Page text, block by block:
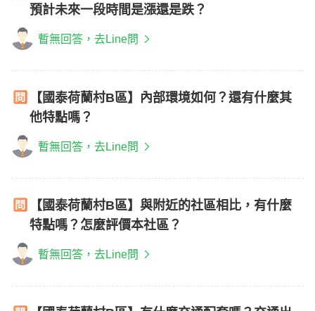
預計未來一段時間是漲還是跌？
暫無回答，去Line問
【國泰荷蘭村B區】內部環境如何？還有什麼其
他特點嗎？
暫無回答，去Line問
【國泰荷蘭村B區】與附近的社區相比，有什麼
特點嗎？怎麼評價本社區？
暫無回答，去Line問